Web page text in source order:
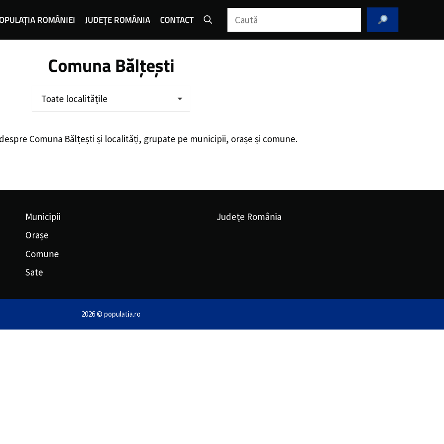
ROMÂNIEI JUDEȚE ROMÂNIA CONTACT Caută
Comuna Bălțești
Toate localitățile
Comuna Bălțești și localități, grupate pe municipii, orașe și comune.
Municipii
Orașe
Comune
Sate
Județe România
2026 © populatia.ro